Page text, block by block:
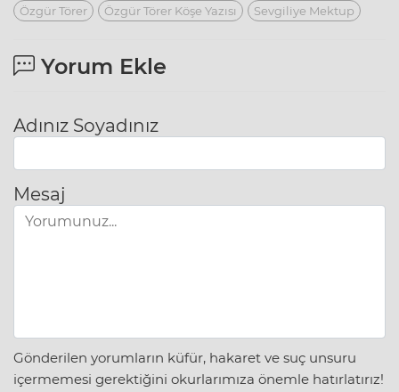
Özgür Törer Özgür Törer Köşe Yazısı Sevgiliye Mektup
Yorum Ekle
Adınız Soyadınız
Mesaj
Gönderilen yorumların küfür, hakaret ve suç unsuru
içermemesi gerektiğini okurlarımıza önemle hatırlatırız!